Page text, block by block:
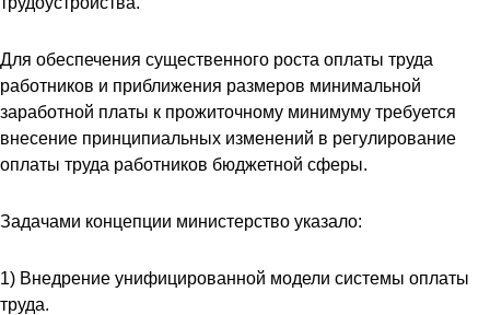
Для обеспечения существенного роста оплаты труда
работников и приближения размеров минимальной
заработной платы к прожиточному минимуму требуется
внесение принципиальных изменений в регулирование
оплаты труда работников бюджетной сферы.
Задачами концепции министерство указало:
1) Внедрение унифицированной модели системы оплаты
труда.